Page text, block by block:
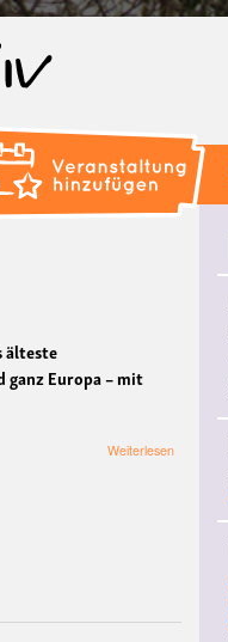
älteste
ganz Europa – mit
Weiterlesen